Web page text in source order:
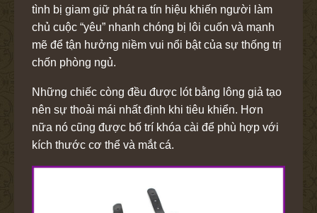
tình bị giam giữ phát ra tín hiệu khiến người làm
chủ cuộc “yêu” nhanh chóng bị lôi cuốn và mạnh
mẽ để tận hưởng niềm vui nổi bật của sự thống trị
chốn phòng ngủ.
Những chiếc còng đều được lót bằng lông giả tạo
nên sự thoải mái nhất định khi tiêu khiển. Hơn
nữa nó cũng được bố trí khóa cài để phù hợp với
kích thước cơ thể và mắt cá.